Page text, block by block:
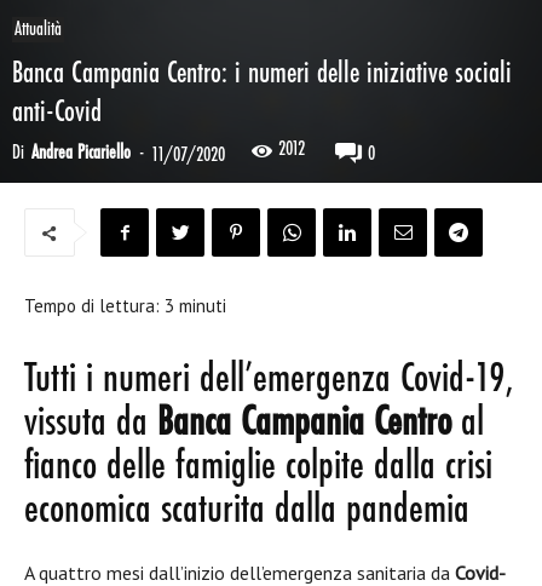
Attualità
Banca Campania Centro: i numeri delle iniziative sociali
anti-Covid
Di Andrea Picariello - 11/07/2020 2012 0
Tempo di lettura: 3 minuti
Tutti i numeri dell’emergenza Covid-19,
vissuta da Banca Campania Centroal
fianco delle famiglie colpite dalla crisi
economica scaturita dalla pandemia
A quattro mesi dall’inizio dell’emergenza sanitaria da Covid-